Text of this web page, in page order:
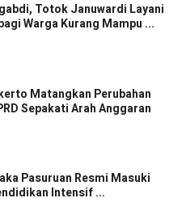
Totok Januwardi Layani
Warga Kurang Mampu ...
Matangkan Perubahan
Sepakati Arah Anggaran
Pasuruan Resmi Masuki
Intensif ...